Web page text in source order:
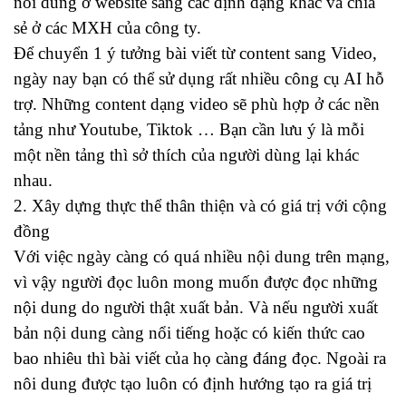
sẻ ở các MXH của công ty.
Để chuyển 1 ý tưởng bài viết từ content sang Video,
ngày nay bạn có thể sử dụng rất nhiều công cụ AI hỗ
trợ. Những content dạng video sẽ phù hợp ở các nền
tảng như Youtube, Tiktok … Bạn cần lưu ý là mỗi
một nền tảng thì sở thích của người dùng lại khác
nhau.
2. Xây dựng thực thể thân thiện và có giá trị với cộng
đồng
Với việc ngày càng có quá nhiều nội dung trên mạng,
vì vậy người đọc luôn mong muốn được đọc những
nội dung do người thật xuất bản. Và nếu người xuất
bản nội dung càng nổi tiếng hoặc có kiến thức cao
bao nhiêu thì bài viết của họ càng đáng đọc. Ngoài ra
nôi dung được tạo luôn có định hướng tạo ra giá trị